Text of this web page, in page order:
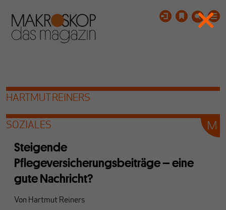
HARTMUT REINERS
SOZIALES
Steigende
Pflegeversicherungsbeiträge – eine
gute Nachricht?
Von Hartmut Reiners